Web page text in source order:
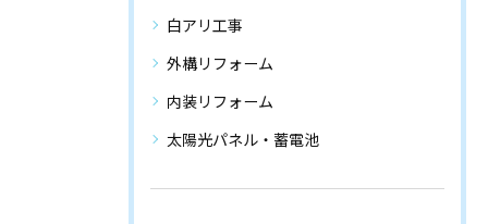
白アリ工事
外構リフォーム
内装リフォーム
太陽光パネル・蓄電池